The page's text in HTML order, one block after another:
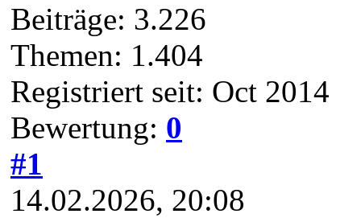
Beiträge: 3.226
Themen: 1.404
Registriert seit: Oct 2014
Bewertung: 0
#1
14.02.2026, 20:08